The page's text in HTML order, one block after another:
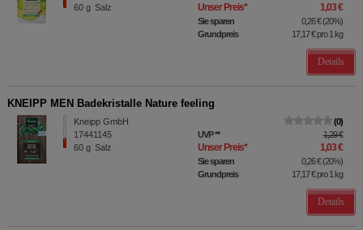
60 g Salz Unser Preis* 1,03 €
Sie sparen 0,26 €(20%)
Grundpreis
17,17 €pro 1 kg
Details
KNEIPP MEN Badekristalle Nature feeling
Kneipp GmbH
17441145
60 g Salz
0
UVP** 1,29 €
Unser Preis* 1,03 €
Sie sparen 0,26 €(20%)
Grundpreis
17,17 €pro 1 kg
Details